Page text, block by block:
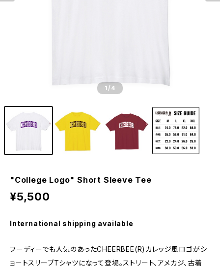
1/4
"College Logo" Short Sleeve Tee
¥5,500
International shipping available
フーディーでも人気のあったCHEERBEE(R)カレッジ風ロゴがシ
ョートスリーブTシャツになって登場。ストリート、アメカジ、古着